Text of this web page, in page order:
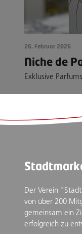
26. Februar 2026
Niche de
Exklusive
Der Verein
von über 200
gemeinsam ein
erfolgreich zu